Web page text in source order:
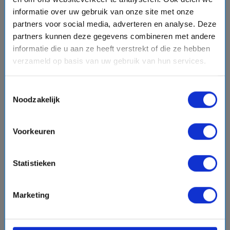
informatie over uw gebruik van onze site met onze
partners voor social media, adverteren en analyse. Deze
partners kunnen deze gegevens combineren met andere
informatie die u aan ze heeft verstrekt of die ze hebben
verzameld op basis van uw gebruik van hun services.
Noodzakelijk
Voorkeuren
Statistieken
Marketing
Laat een review achter
Voornaam